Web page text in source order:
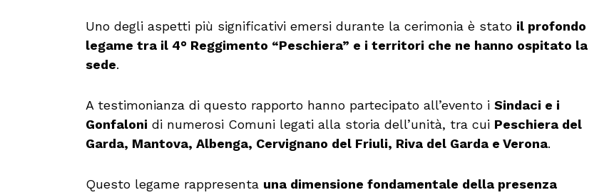
Uno degli aspetti più significativi emersi durante la cerimonia è stato il profondo
legame tra il 4° Reggimento “Peschiera” e i territori che ne hanno ospitato la
sede.
A testimonianza di questo rapporto hanno partecipato all’evento i Sindaci e i
Gonfaloni di numerosi Comuni legati alla storia dell’unità, tra cui Peschiera del
Garda, Mantova, Albenga, Cervignano del Friuli, Riva del Garda e Verona.
Questo legame rappresenta una dimensione fondamentale della presenza